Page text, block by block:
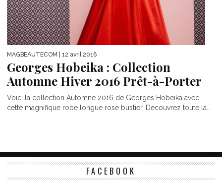
MAGBEAUTECOM | 12 avril 2016
Georges Hobeika : Collection
Automne Hiver 2016 Prêt-à-Porter
Voici la collection Automne 2016 de Georges Hobeika avec
cette magnifique robe longue rose bustier. Découvrez toute la...
FACEBOOK